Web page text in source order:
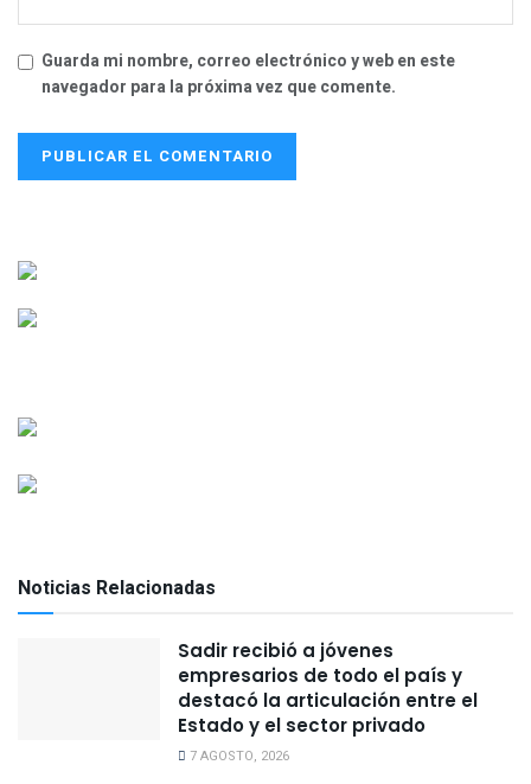
Guarda mi nombre, correo electrónico y web en este
navegador para la próxima vez que comente.
Noticias Relacionadas
Sadir recibió a jóvenes
empresarios de todo el país y
destacó la articulación entre el
Estado y el sector privado
7 AGOSTO, 2026